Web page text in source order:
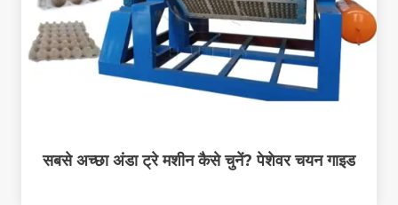
सबसे अच्छा अंडा ट्रे मशीन कैसे चुनें? पेशेवर चयन गाइड